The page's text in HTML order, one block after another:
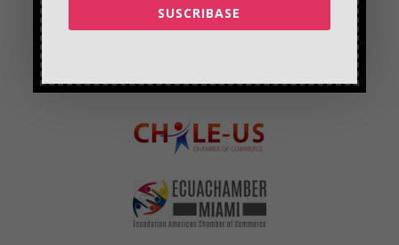
SUSCRIBASE